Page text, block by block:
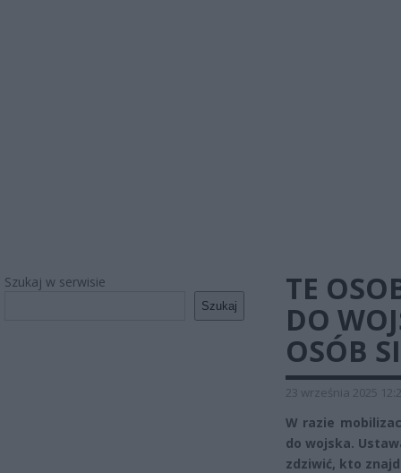
Szukaj w serwisie
Szukaj
TE
DO
OSÓB
23 września 2025
W razie
do wojska.
zdziwić, kto